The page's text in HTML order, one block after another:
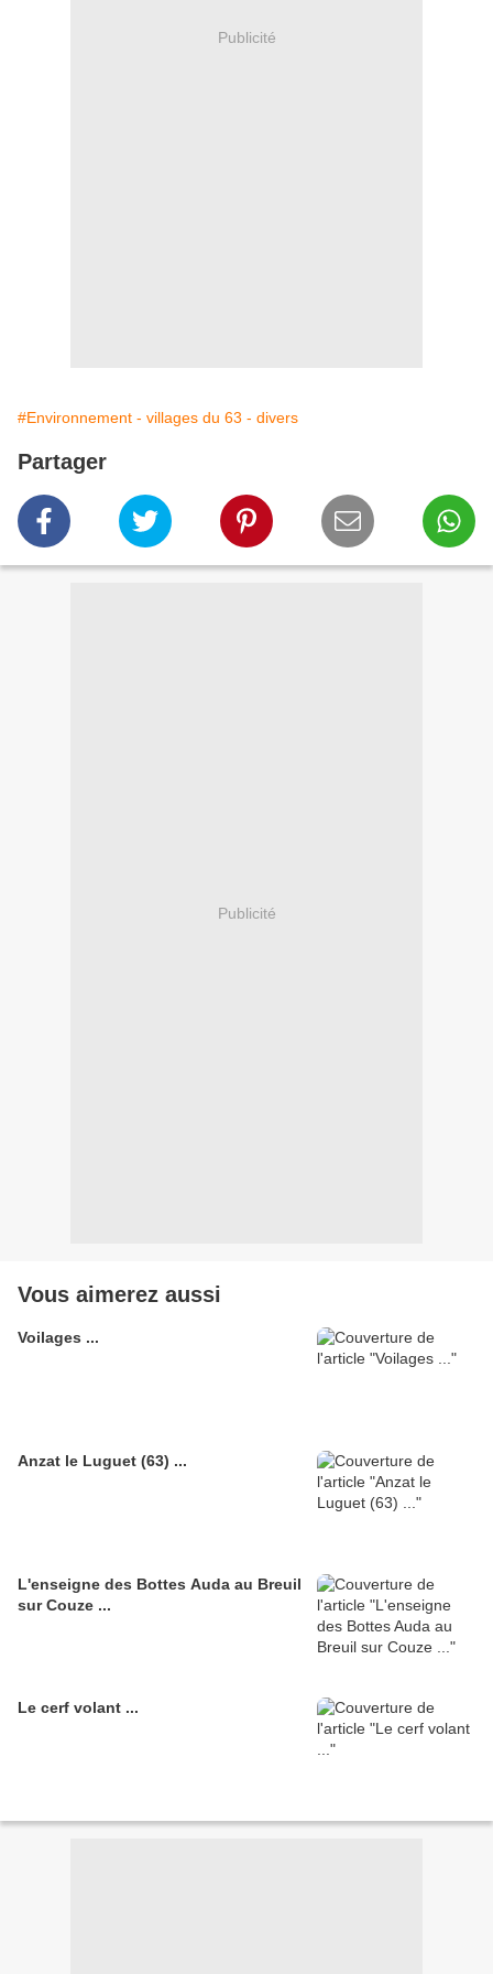
Publicité
#Environnement - villages du 63 - divers
Partager
Publicité
Vous aimerez aussi
Voilages ...
Anzat le Luguet (63) ...
L'enseigne des Bottes Auda au Breuil
sur Couze ...
Le cerf volant ...